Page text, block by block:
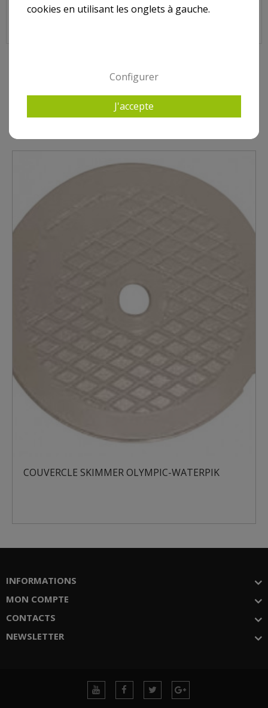
4 AUTRES PRODUITS DANS POUR SKIMMER OLYMPIC
WATERPIK
WATERPIK VOLET SKIMMER
INFORMATIONS
MON COMPTE
CONTACTS
NEWSLETTER
cookies en utilisant les onglets à gauche.
Configurer
J'accepte